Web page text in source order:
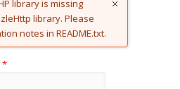
library is missing
library. Please
notes in README.txt.
*